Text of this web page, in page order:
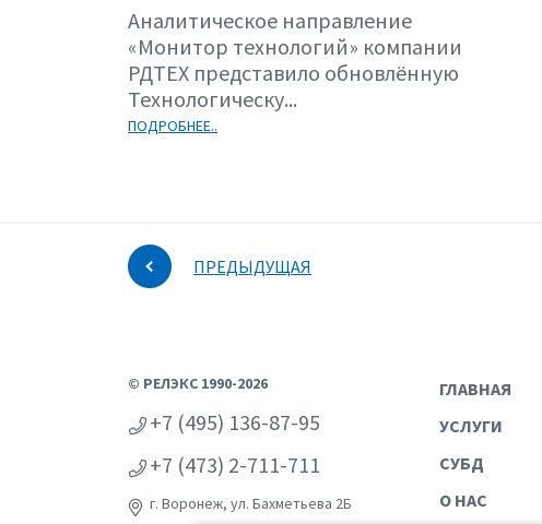
Аналитическое направление
«Монитор технологий» компании
РДТЕХ представило обновлённую
Технологическу...
ПОДРОБНЕЕ..
ПРЕДЫДУЩАЯ
© РЕЛЭКС 1990-2026
+7 (495) 136-87-95
+7 (473) 2-711-711
г. Воронеж, ул. Бахметьева 2Б
ГЛАВНАЯ
УСЛУГИ
СУБД
О НАС